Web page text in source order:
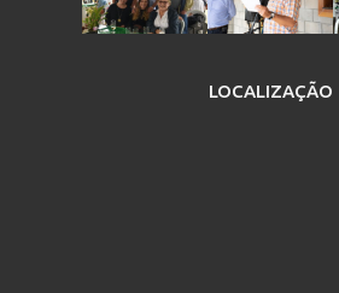
LOCALIZAÇÃO